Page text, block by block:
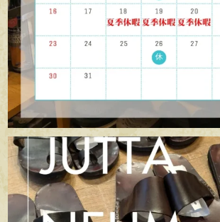
apego_handmade_shoemaker
7月 5